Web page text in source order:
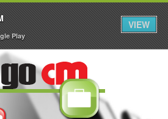
Play
VIEW